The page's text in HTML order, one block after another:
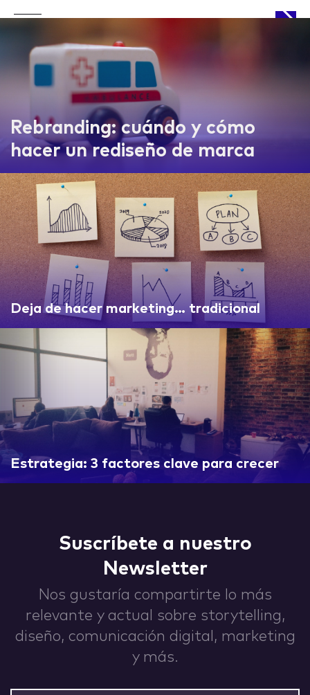
Rebranding: cuándo y cómo
hacer un rediseño de marca
Deja de hacer marketing… tradicional
Estrategia: 3 factores clave para crecer
Suscríbete a nuestro
Newsletter
Nos gustaría compartirte lo más
relevante y actual sobre storytelling,
diseño, comunicación digital, marketing
y más.
APPROACH
WORKS
LIFE
IDEAS
ABOUT
hi@nett.mx